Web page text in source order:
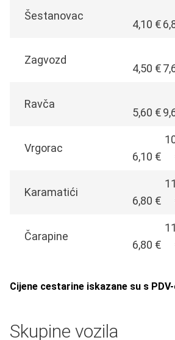
Šestanovac
4,10 €
Zagvozd
4,50 €
Ravča
5,60 €
Vrgorac
6,10 €
Karamatići
6,80 €
Čarapine
6,80 €
Cijene cestarine iskazane su s
Skupine vozila